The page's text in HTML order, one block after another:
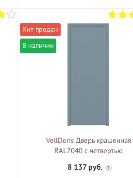
В наличии
VellDoris Дверь крашенная
RAL7040 с четвертью
8 137 руб.
?